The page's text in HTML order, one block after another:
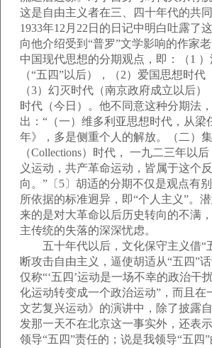
这是自由主义者在三、四十年代的共
1933年12月22日的日记中明白吐露了
向他介绍受到“普罗”文学影响的作家
中国现代思想的分期观点，即：（1
（“五四”以后），（2）爱国思想时代
（3）幻灭时代（南京政府成立以后）
时代（今日）。他不同意这种分期法
出：“（一）维多利亚思想时代，从梁
年》，多是侧重个人的解放。（二）
（Collections）时代， 一九二三年以
义运动，共产革命运动，皆属于这个
向。”〔5〕胡适的分期不仅是观点有
所依据的标准迥异，即“个人主义”。
来的是对大革命以后历史转向的不满
主传统的失落的深深忧虑。
五十年代以后，文化保守主义借“
断攻击自由主义，逼使胡适从“五四”
仅称“‘五四’运动是一场不幸的政治干
化运动转变成一个政治运动”，而且在
文艺复兴运动》的演讲中，除了披露
发那一天不在北京这一事实外，还表
领导“五四”责任的；说是我领导“五四